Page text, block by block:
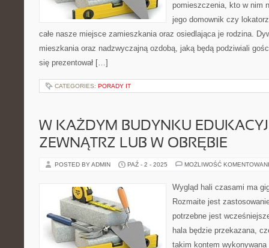
pomieszczenia, kto w nim
jego domownik czy
całe nasze miejsce zamieszkania oraz osiedlająca je rodzina.
mieszkania oraz nadzwyczajną ozdobą, jaką będą podziwiali
się prezentował […]
CATEGORIES: PORADY IT
W KAŻDYM BUDYNKU
ZEWNĄTRZ LUB W OBRĘBIE
POSTED BY ADMIN PAŹ - 2 - 2025 MOŻLIWOŚĆ
Wygląd hali czasami ma
Rozmaite jest
potrzebne jest
hala będzie przekazana,
takim kontem